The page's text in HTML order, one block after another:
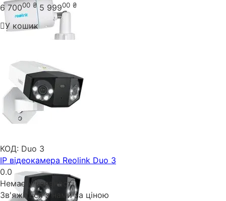
6 70000 ₴ 5 99900 ₴
У кошик
КОД: Duo 3
IP відеокамера Reolink Duo 3
0.0
Немає у наявності
Зв'яжіться з нами за ціною